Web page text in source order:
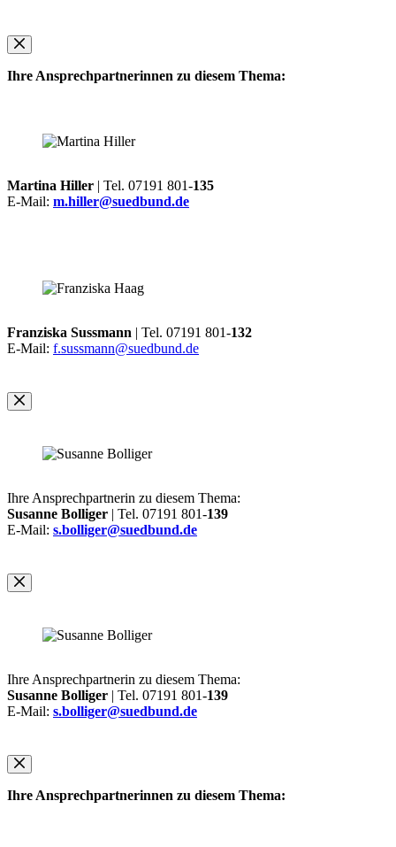
Ihre Ansprechpartnerinnen zu diesem Thema:
Martina Hiller | Tel. 07191 801-135
E-Mail: m.hiller@suedbund.de
Franziska Sussmann | Tel. 07191 801-132
E-Mail: f.sussmann@suedbund.de
Ihre Ansprechpartnerin zu diesem Thema:
Susanne Bolliger | Tel. 07191 801-139
E-Mail: s.bolliger@suedbund.de
Ihre Ansprechpartnerin zu diesem Thema:
Susanne Bolliger | Tel. 07191 801-139
E-Mail: s.bolliger@suedbund.de
Ihre Ansprechpartnerinnen zu diesem Thema: